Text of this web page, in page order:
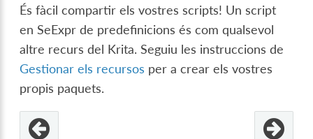
És fàcil compartir els vostres scripts! Un script
en SeExpr de predefinicions és com qualsevol
altre recurs del Krita. Seguiu les instruccions de
Gestionar els recursos per a crear els vostres
propis paquets.